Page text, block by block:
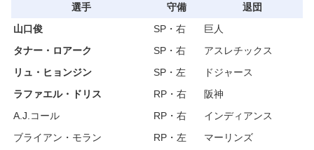
選手
守備
退団
山口俊
SP・右
巨人
タナー・ロアーク
SP・右
アスレチックス
リュ・ヒョンジン
SP・左
ドジャース
ラファエル・ドリス
RP・右
阪神
A.J.コール
RP・右
インディアンス
ブライアン・モラン
RP・左
マーリンズ